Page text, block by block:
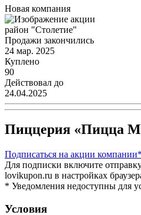
Новая компания
район "Столетие"
Продажи закончились
24 мар. 2025
Куплено
90
Действовал до
24.04.2025
Пиццерия «Пицца
Подписаться на акции компании*
Для подписки включите
lovikupon.ru в настройках
* Уведомления недоступны для
Условия